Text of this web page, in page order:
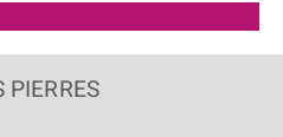
PIERRES